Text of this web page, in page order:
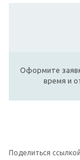
Оформите
время и
Поделиться